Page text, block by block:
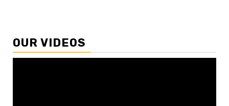
OUR VIDEOS